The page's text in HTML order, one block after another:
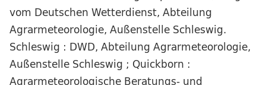
vom Deutschen Wetterdienst, Abteilung
Agrarmeteorologie, Außenstelle Schleswig.
Schleswig : DWD, Abteilung Agrarmeteorologie,
Außenstelle Schleswig ; Quickborn :
Agrarmeteorologische Beratungs- und